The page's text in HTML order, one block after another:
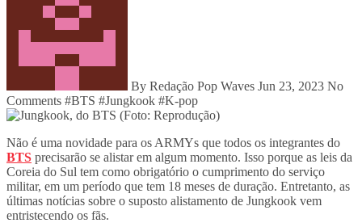
By Redação Pop Waves Jun 23, 2023 No
Comments #BTS #Jungkook #K-pop
Não é uma novidade para os ARMYs que todos os integrantes do
BTS precisarão se alistar em algum momento. Isso porque as leis da
Coreia do Sul tem como obrigatório o cumprimento do serviço
militar, em um período que tem 18 meses de duração. Entretanto, as
últimas notícias sobre o suposto alistamento de Jungkook vem
entristecendo os fãs.